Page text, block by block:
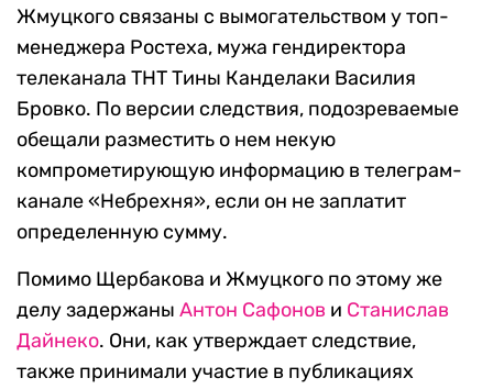
Жмуцкого связаны с вымогательством у топ-
менеджера Ростеха, мужа гендиректора
телеканала ТНТ Тины Канделаки Василия
Бровко. По версии следствия, подозреваемые
обещали разместить о нем некую
компрометирующую информацию в телеграм-
канале «Небрехня», если он не заплатит
определенную сумму.
Помимо Щербакова и Жмуцкого по этому же
делу задержаны Антон Сафонов и Станислав
Дайнеко. Они, как утверждает следствие,
также принимали участие в публикациях